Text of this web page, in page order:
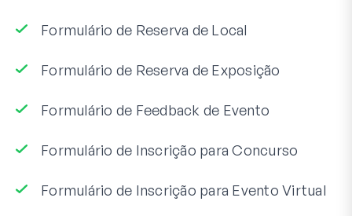
Formulário de Reserva de Local
Formulário de Reserva de Exposição
Formulário de Feedback de Evento
Formulário de Inscrição para Concurso
Formulário de Inscrição para Evento Virtual